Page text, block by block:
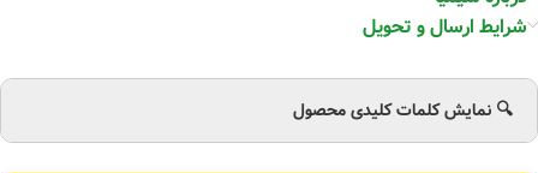
شرایط ارسال و تحویل
🔍 نمایش کلمات کلیدی محصول